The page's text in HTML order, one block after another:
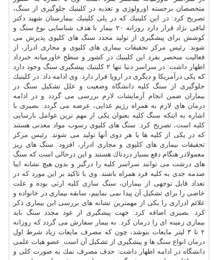
متخصصان برجسته اورولوژی و تغذیه در كلینیك جلوگیری از سنگ،
تصریح كرد: در این كلینیك كه در پلی كلینیك بیمارستان شهید دكتر
لبافی نژاد قرار دارد روزانه ۲۰ بیمار با هدف شناسایی نوع سنگ و
كوشش برای پیشگیری از تولید مجدد سنگ های كلیوی پذیرش می
شوند. رئیس مركز تحقیقات بیماری های كلیوی و مجاری ادرار، از
فعالیت منحصر بفرد این كلینیك در كشور و سطح خاورمیانه خبرداد
اظهار داشت: در سراسر دنیا تنها ۲ كلینیك پیشگیری سنگ وجود دارد
كه یكی درآمریكا و دیگری در اروپا قرار دارد. وی ادامه داد: در كلینیك
جلوگیری از سنگ كلیهدانشگاه وضعیت و علل تشكیل سنگ در
بیماران ضمن انجام آزمایشات لازم بررسی می گردد و در ادامه
درمان های لازم به همراه رژیم غذایی، عرضه می گردد. بصیری با
اشاره به اینكه سنگ كلیه بعنوان یكی از مهم ترین عوامل نارسایی
كلیه است، تصریح كرد: سنگ های كلیوی رسوب مواد معدنی هستند
كه در یكی از كلیه ها یا هر دوی آنها تولید می شوند. رئیس مركز
تحقیقات بیماری های كلیوی و مجاری ادرار، افزود: سنگ های ریز
معمولادر هنگام دفع بسیار دردناك هستند و این درحالی است كه سنگ
های درشت می توانند سراسر كلیه را درگیر و بدون هیچ نشانه ایبا
صدمه جدی به كلیه فرد همراه باشند. وی با تاكید بر این مورد كه در
تعداد قابل توجهی از بیماران، سنگ سازی كلیه ارثی بوده و علت
خاصی را برای تشكیل آن پیدا نمی نماییم، سابقه بیماری در خانواده و
علائم ادراری را یكی از مهمترین نشانه های بررسی این بیماری ذكر
كرد. بصیری اضافه كرد: جهت پیشگیری از عود مجدد سنگ باید
بیماری زمینه ای را درمان كرد. به بیمار سفارش می گردد كه روزانه
۲ تا ۳ لیتر مایعات بنوشد، چون كه مصرف مایعات زیاد شرط اول
درمان انواع سنگ ها و پیشگیری از تشكیل آن است. عضو هیات علمی
دانشگاه در ادامه اظهار داشت: حذف مصرف نمك به صورت كلی و